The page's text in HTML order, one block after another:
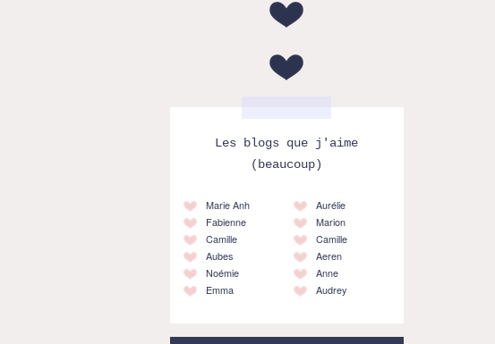
Les blogs que j'aime
(beaucoup)
Marie Anh
Fabienne
Camille
Aubes
Noémie
Emma
Aurélie
Marion
Camille
Aeren
Anne
Audrey